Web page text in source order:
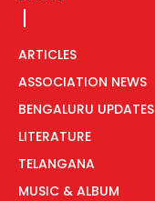
ARTICLES
ASSOCIATION NEWS
BENGALURU UPDATES
LITERATURE
TELANGANA
MUSIC & ALBUM